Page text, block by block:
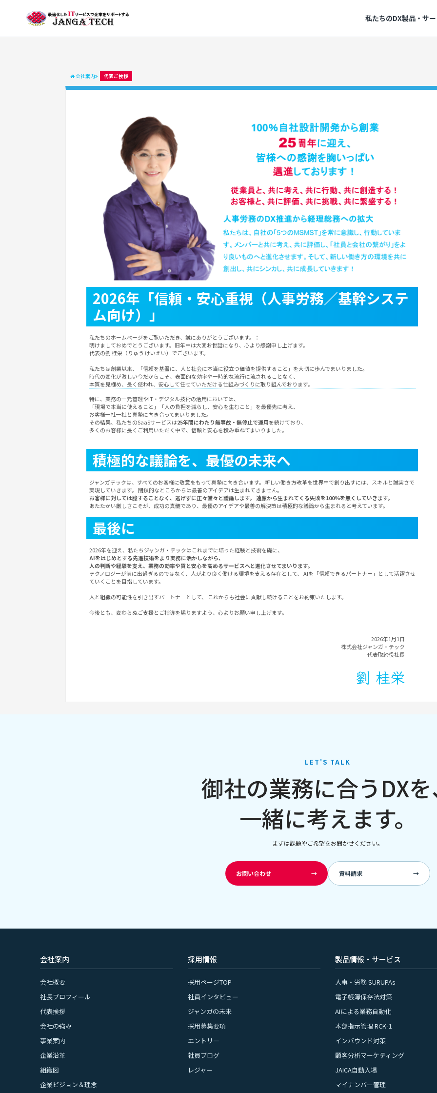
私たちのDX製品・サ
会社案内 代表ご挨拶
2026年「信頼・安心重視（人事労務／基幹システ
ム向け）」
私たちのホームページをご覧いただき、誠にありがとうございます。：
明けましておめでとうございます。旧年中は大変お世話になり、心より感謝申し上げます。
代表の劉 桂栄（りゅう けいえい）でございます。
私たちは創業以来、「信頼を基盤に、人と社会に本当に役立つ価値を提供すること」を大切に歩んでまいりました。
時代の変化が激しい今だからこそ、表面的な効率や一時的な流行に流されることなく、
本質を見極め、長く使われ、安心して任せていただける仕組みづくりに取り組んでおります。
特に、業務の一元管理やIT・デジタル技術の活用においては、
「現場で本当に使えること」「人の負担を減らし、安心を生むこと」を最優先に考え、
お客様一社一社と真摯に向き合ってまいりました。
その結果、私たちのSaaSサービスは25年間にわたり無事故・無停止で運用を続けており、
多くのお客様に長くご利用いただく中で、信頼と安心を積み重ねてまいりました。
積極的な議論を、最優の未来へ
ジャンガテックは、すべてのお客様に敬意をもって真摯に向き合います。新しい働き方改革を世界中で創り出すには、スキルと誠実さで
実現していきます。 閉鎖的なところからは最善のアイデアは生まれてきません。
お客様に対しては臆することなく、逃げずに正々堂々と議論します。 遠慮から生まれてくる失敗を100％を無くしていきます。
あたたかい厳しさこそが、成功の真髄であり、最優のアイデアや最善の解決策は積極的な議論から生まれると考えています。
最後に
2026年を迎え、私たちジャンガ・テックはこれまでに培った経験と技術を礎に、
AIをはじめとする先進技術をより実務に活かしながら、
人の判断や経験を支え、業務の効率や質と安心を高めるサービスへと進化させてまいります。
テクノロジーが前に出過ぎるのではなく、人がより良く働ける環境を支える存在として、 AIを「信頼できるパートナー」として活躍させ
ていくことを目指しています。
人と組織の可能性を引き出すパートナーとして、 これからも社会に貢献し続けることをお約束いたします。
今後とも、変わらぬご支援とご指導を賜りますよう、心よりお願い申し上げます。
2026年1月1日
株式会社ジャンガ・テック
代表取締役社長
劉 桂栄
LET'S TALK
御社の業務に合うDX
一緒に考えます。
まずは課題やご希望をお聞かせください。
お問い合わせ → 資料請求 →
会社案内
会社概要
社長プロフィール
代表挨拶
会社の強み
事業案内
企業沿革
組織図
企業ビジョン＆理念
採用情報
採用ページTOP
社員インタビュー
ジャンガの未来
採用募集要項
エントリー
社員ブログ
レジャー
製品情報・サービス
人事・労務 SURUPAs
電子帳簿保存法対策
AIによる業務自動化
本部指示管理 RCK-1
インバウンド対策
顧客分析マーケティング
JAICA自動入場
マイナンバー管理